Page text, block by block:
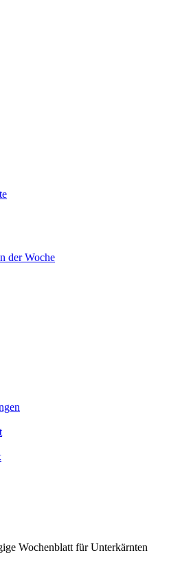
der Woche
Wochenblatt für Unterkärnten